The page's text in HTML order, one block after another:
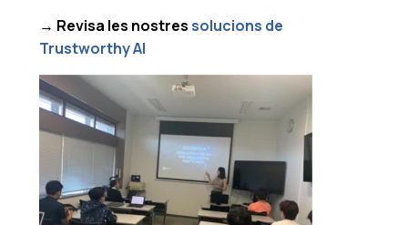
→ Revisa les nostressolucions de
Trustworthy AI